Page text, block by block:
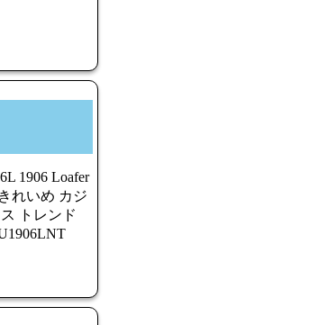
1906 Loafer
れいめ カジ
トレンド